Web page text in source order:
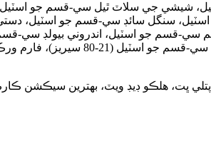
شيشي جي سلاٽ ٿيل سي-قسم جو
سنگل سائڊ سي-قسم جو اسٽيل،
قسم جو اسٽيل، اندروني بيولڊ سي-
پروفائل سي-قسم جو اسٽيل، هاءِ وي
ڀت، هلڪو ڊيڊ ويٽ، بهترين سيڪشن